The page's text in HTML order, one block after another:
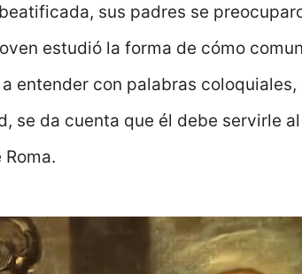
sus padres se
estudió la forma de cómo
entender con palabras
se da cuenta que él debe servirle